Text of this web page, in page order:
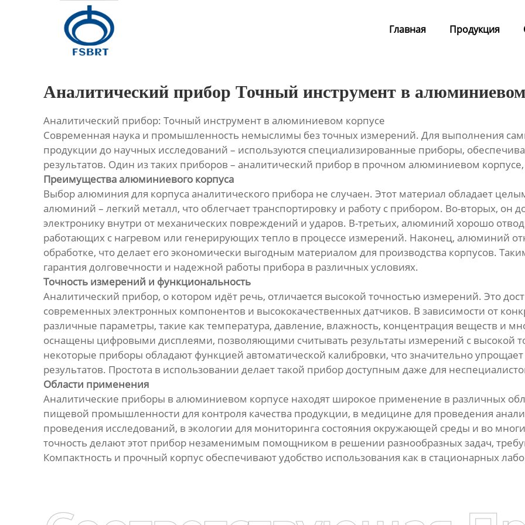
Главная Продукция
Контакты
Аналитический прибор Точный инструмент в
Аналитический прибор: Точный инструмент в алюминиевом корпусе
Современная наука и промышленность немыслимы без точных измерений. Для выполнения
продукции до научных исследований – используются специализированные приборы,
результатов. Один из таких приборов – аналитический прибор в прочном алюминиевом
Преимущества алюминиевого корпуса
Выбор алюминия для корпуса аналитического прибора не случаен. Этот материал обладает
алюминий – легкий металл, что облегчает транспортировку и работу с прибором. Во-вторых, он
электронику внутри от механических повреждений и ударов. В-третьих, алюминий хорошо
работающих с нагревом или генерирующих тепло в процессе измерений. Наконец, алюминий
обработке, что делает его экономически выгодным материалом для производства корпусов.
гарантия долговечности и надежной работы прибора в различных условиях.
Точность измерений и функциональность
Аналитический прибор, о котором идёт речь, отличается высокой точностью измерений. Это
современных электронных компонентов и высококачественных датчиков. В зависимости от
различные параметры, такие как температура, давление, влажность, концентрация веществ и
оснащены цифровыми дисплеями, позволяющими считывать результаты измерений с высокой
некоторые приборы обладают функцией автоматической калибровки, что значительно
результатов. Простота в использовании делает такой прибор доступным даже для
Области применения
Аналитические приборы в алюминиевом корпусе находят широкое применение в различных
пищевой промышленности для контроля качества продукции, в медицине для проведения
проведения исследований, в экологии для мониторинга состояния окружающей среды и во
точность делают этот прибор незаменимым помощником в решении разнообразных задач,
Компактность и прочный корпус обеспечивают удобство использования как в стационарных